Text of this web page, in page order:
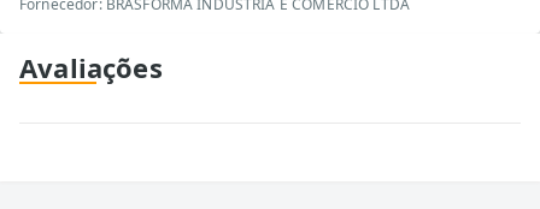
Fornecedor: BRASFORMA INDUSTRIA E COMERCIO LTDA
Avaliações